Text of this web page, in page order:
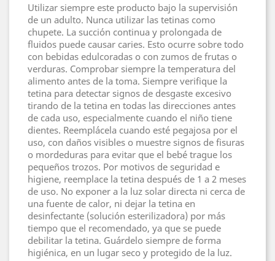
Utilizar siempre este producto bajo la supervisión
de un adulto. Nunca utilizar las tetinas como
chupete. La succión continua y prolongada de
fluidos puede causar caries. Esto ocurre sobre todo
con bebidas edulcoradas o con zumos de frutas o
verduras. Comprobar siempre la temperatura del
alimento antes de la toma. Siempre verifique la
tetina para detectar signos de desgaste excesivo
tirando de la tetina en todas las direcciones antes
de cada uso, especialmente cuando el niño tiene
dientes. Reemplácela cuando esté pegajosa por el
uso, con daños visibles o muestre signos de fisuras
o mordeduras para evitar que el bebé trague los
pequeños trozos. Por motivos de seguridad e
higiene, reemplace la tetina después de 1 a 2 meses
de uso. No exponer a la luz solar directa ni cerca de
una fuente de calor, ni dejar la tetina en
desinfectante (solución esterilizadora) por más
tiempo que el recomendado, ya que se puede
debilitar la tetina. Guárdelo siempre de forma
higiénica, en un lugar seco y protegido de la luz.